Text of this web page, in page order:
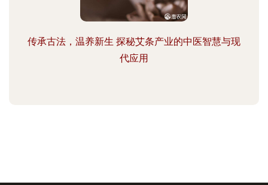
传承古法，温养新生 探秘艾条产业的中医智慧与现
代应用